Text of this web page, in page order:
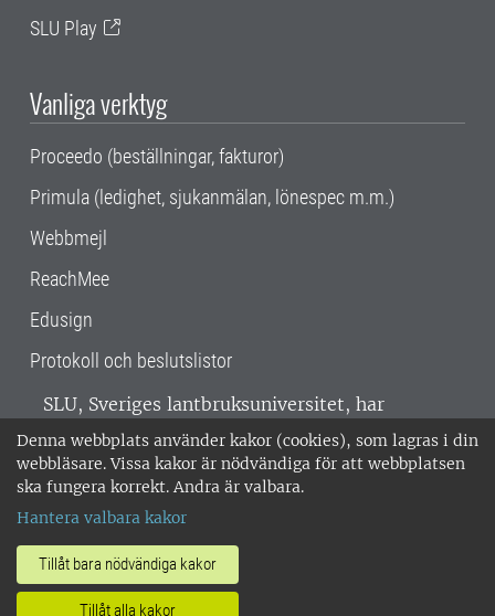
Denna webbplats använder kakor (cookies), som lagras i din
webbläsare. Vissa kakor är nödvändiga för att webbplatsen
ska fungera korrekt. Andra är valbara.
Hantera valbara kakor
Tillåt bara nödvändiga kakor
Tillåt alla kakor
SLU Play
Vanliga verktyg
Proceedo (beställningar, fakturor)
Primula (ledighet, sjukanmälan, lönespec m.m.)
Webbmejl
ReachMee
Edusign
Protokoll och beslutslistor
SLU, Sveriges lantbruksuniversitet, har
verksamhet över hela Sverige. Huvudorter är
Alnarp, Uppsala och Umeå.SLU är
miljöcertifierat enligt ISO 14001. •
018-67 10 00 • Org nr: 202100-2817 •
Om SLU:s webbplatser
•Hantera kakor•Behandling av